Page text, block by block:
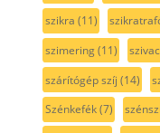
szikra (11)
szimering(11)
szárítógép szíj (14)
Szénkefék(7)